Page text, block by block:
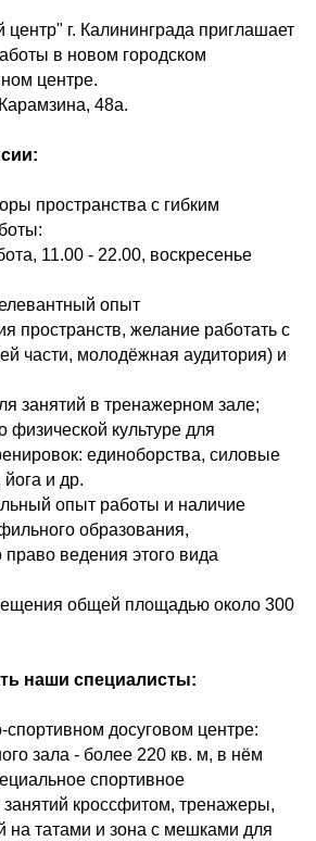
г. Калининграда приглашает
в новом городском
центре.
48а.
пространства с гибким
11.00 - 22.00, воскресенье
опыт
пространств, желание работать с
части, молодёжная аудитория) и
занятий в тренажерном зале;
физической культуре для
единоборства, силовые
и др.
опыт работы и наличие
образования,
ведения этого вида
общей площадью около 300
наши специалисты:
спортивном досуговом центре:
зала - более 220 кв. м, в нём
спортивное
кроссфитом, тренажеры,
на татами и зона с мешками для